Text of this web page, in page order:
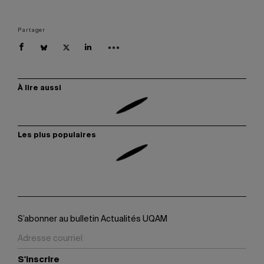
Partager
À lire aussi
Les plus populaires
S’abonner au bulletin Actualités UQAM
S'inscrire